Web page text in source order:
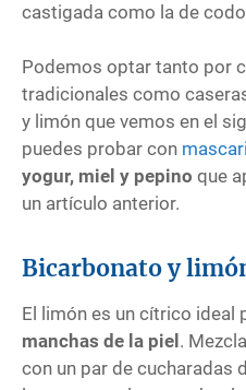
castigada como la de
Podemos optar tanto por
tradicionales como
y limón que vemos en el
puedes probar con
yogur, miel y pepino que
un artículo anterior.
Bicarbonato y
El limón es un cítrico ideal
manchas de la piel .
con un par de cucharadas